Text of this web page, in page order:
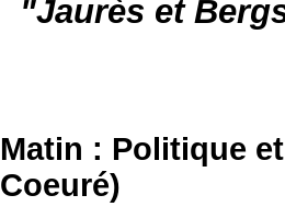
"Jaurès et
Matin : Politique
Coeuré)